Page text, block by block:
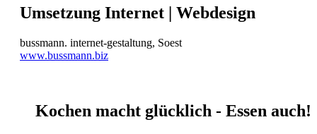
Umsetzung Internet | Webdesign
bussmann. internet-gestaltung, Soest
www.bussmann.biz
Kochen macht glücklich - Essen auch!